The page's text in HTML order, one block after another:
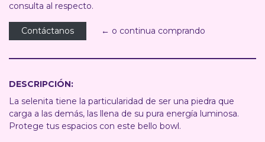
consulta al respecto.
Contáctanos ← o continua comprando
DESCRIPCIÓN:
La selenita tiene la particularidad de ser una piedra que
carga a las demás, las llena de su pura energía luminosa.
Protege tus espacios con este bello bowl.